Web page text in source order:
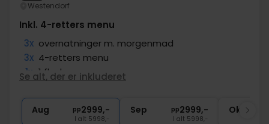
Westendorf
Inkl. 4-retters menu
3x overnatninger m. morgenmad
3x 4-retters menu
1x 1 flaske prosecco
∞ Adgang til wellnessafdeling
Se alt, der er inkluderet
Aug pp2999,-
I alt 5998,-
Sep pp2999,-
I alt 5998,-
Okt